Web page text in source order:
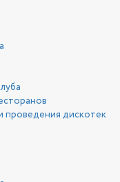
проведения дискотек